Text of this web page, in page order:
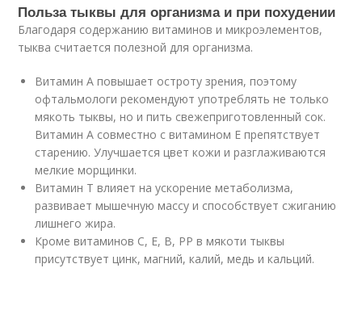
Польза тыквы для организма и при похудении
Благодаря содержанию витаминов и микроэлементов,
тыква считается полезной для организма.
Витамин A повышает остроту зрения, поэтому
офтальмологи рекомендуют употреблять не только
мякоть тыквы, но и пить свежеприготовленный сок.
Витамин A совместно с витамином E препятствует
старению. Улучшается цвет кожи и разглаживаются
мелкие морщинки.
Витамин T влияет на ускорение метаболизма,
развивает мышечную массу и способствует сжиганию
лишнего жира.
Кроме витаминов C, E, B, PP в мякоти тыквы
присутствует цинк, магний, калий, медь и кальций.